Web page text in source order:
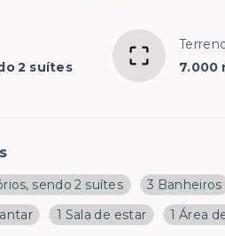
2 suítes
7.000
sendo 2 suítes 3 Banheiros
1 Sala de estar 1 Área